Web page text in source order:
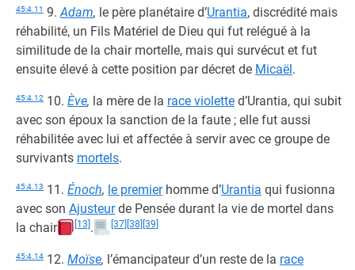
45:4.11 9.Adam, le père planétaire d’Urantia, discrédité mais
réhabilité, un Fils Matériel de Dieu qui fut relégué à la
similitude de la chair mortelle, mais qui survécut et fut
ensuite élevé à cette position par décret de Micaël.
45:4.12 10. Ève, la mère de la race violette d’Urantia, qui subit
avec son époux la sanction de la faute ; elle fut aussi
réhabilitée avec lui et affectée à servir avec ce groupe de
survivants mortels.
45:4.13 11. Énoch, le premierhomme d’Urantia qui fusionna
avec son Ajusteurde Pensée durant la vie de mortel dans
la chair
[13] . [37] [38] [39]
45:4.14 12. Moïse, l’émancipateur d’un reste de la race